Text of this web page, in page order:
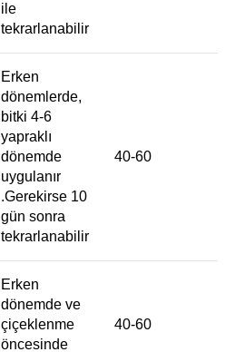
ile
tekrarlanabilir
Erken
dönemlerde,
bitki 4-6
yapraklı
dönemde
uygulanır
.Gerekirse 10
gün sonra
tekrarlanabilir
40-60
Erken
dönemde ve
çiçeklenme
öncesinde
40-60